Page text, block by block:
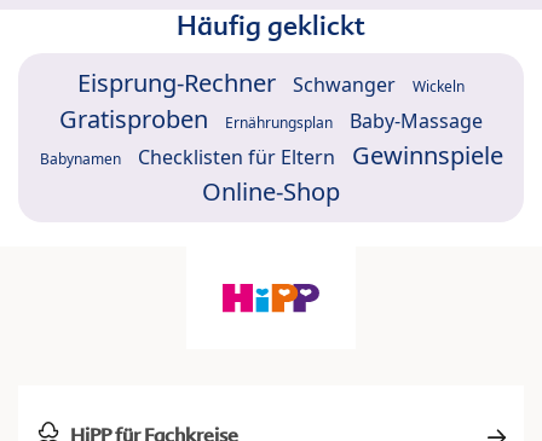
Häufig geklickt
Eisprung-Rechner Schwanger Wickeln
Gratisproben Ernährungsplan Baby-Massage
Babynamen Checklisten für Eltern
Gewinnspiele
Online-Shop
HiPP für Fachkreise